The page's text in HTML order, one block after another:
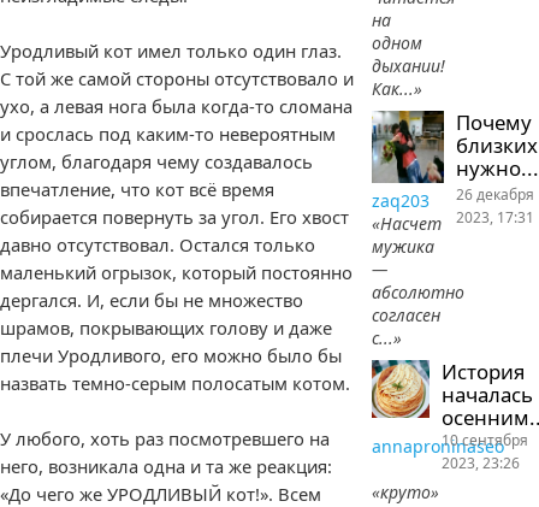
Уродливый кот имел только один глаз.
С той же самой стороны отсутствовало и
ухо, а левая нога была когда-то сломана
и срослась под каким-то невероятным
углом, благодаря чему создавалось
впечатление, что кот всё время
собирается повернуть за угол. Его хвост
давно отсутствовал. Остался только
маленький огрызок, который постоянно
дергался. И, если бы не множество
шрамов, покрывающих голову и даже
плечи Уродливого, его можно было бы
назвать темно-серым полосатым котом.
У любого, хоть раз посмотревшего на
него, возникала одна и та же реакция:
«До чего же УРОДЛИВЫЙ кот!». Всем
на
одном
дыхании!
Как...»
Почему
близких
нужно...
zaq203
«Насчет
мужика
—
абсолютно
согласен
с...»
26 декабря
2023, 17:31
История
началась
annaproninaseo
«круто»
10 сентября
2023, 23:26